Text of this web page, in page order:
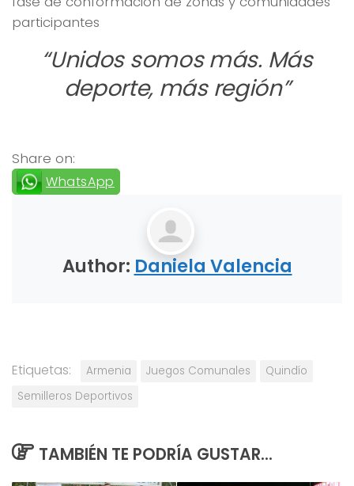
participantes
“Unidos somos más. Más
deporte, más región”
Share on:
WhatsApp
Author: Daniela Valencia
Etiquetas: Armenia Juegos Comunales
Quindío
Semilleros Deportivos
TAMBIÉN TE PODRÍA GUSTAR...